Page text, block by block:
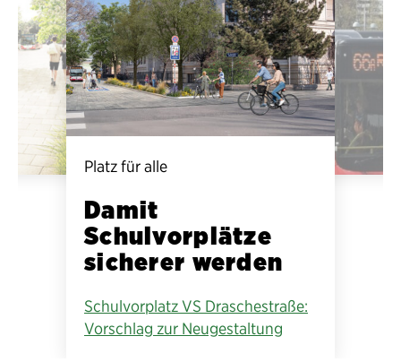
Platz für alle
Damit
Schulvorplätze
sicherer werden
Schulvorplatz VS Draschestraße:
Vorschlag zur Neugestaltung